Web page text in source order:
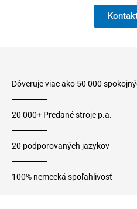
Dôveruje viac ako 50 000
20 000+ Predané stroje p.a.
20 podporovaných jazykov
100% nemecká spoľahlivosť